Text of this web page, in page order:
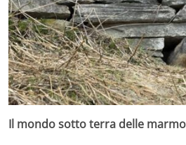
Il mondo sotto terra delle